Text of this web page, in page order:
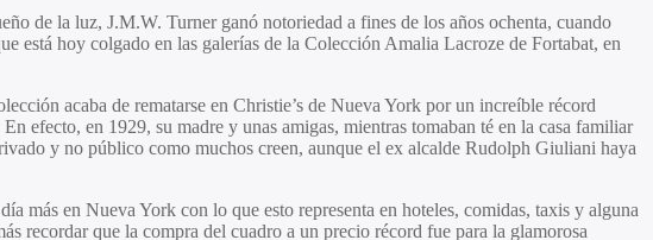
de la luz, J.M.W. Turner ganó notoriedad a fines de los años ochenta, cuando
está hoy colgado en las galerías de la Colección Amalia Lacroze de Fortabat, en
acaba de rematarse en Christie’s de Nueva York por un increíble récord
efecto, en 1929, su madre y unas amigas, mientras tomaban té en la casa familiar
y no público como muchos creen, aunque el ex alcalde Rudolph Giuliani haya
más en Nueva York con lo que esto representa en hoteles, comidas, taxis y alguna
recordar que la compra del cuadro a un precio récord fue para la glamorosa